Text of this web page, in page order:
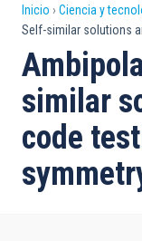
enlaces
de
ayuda
a
la
Inicio Ciencia y
Self-similar solutions
similar
code